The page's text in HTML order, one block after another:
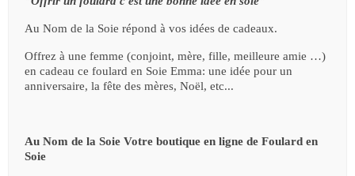
Au Nom de la Soie répond à vos idées de cadeaux.
Offrez à une femme (conjoint, mère, fille, meilleure amie …)
en cadeau ce foulard en Soie Emma: une idée pour un
anniversaire, la fête des mères, Noël, etc...
Au Nom de la Soie Votre boutique en ligne de Foulard en
Soie